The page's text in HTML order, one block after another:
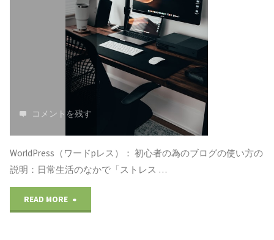
コメントを残す
WorldPress（ワードpレス）： 初心者の為のブログの使い方の
説明：日常生活のなかで「ストレス …
READ MORE